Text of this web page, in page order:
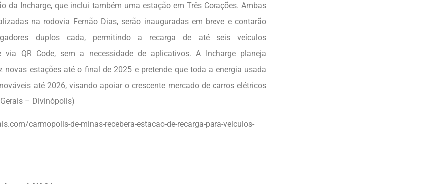
da Incharge, que inclui também uma estação em Três Corações. Ambas
na rodovia Fernão Dias, serão inauguradas em breve e contarão
duplos cada, permitindo a recarga de até seis veículos
via QR Code, sem a necessidade de aplicativos. A Incharge planeja
novas estações até o final de 2025 e pretende que toda a energia usada
até 2026, visando apoiar o crescente mercado de carros elétricos
– Divinópolis)
carmopolis-de-minas-recebera-estacao-de-recarga-para-veiculos-